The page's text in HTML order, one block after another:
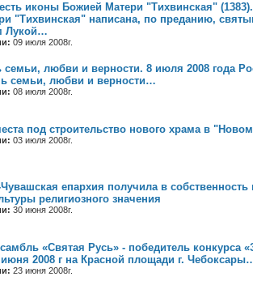
иконы Божией Матери "Тихвинская"
"Тихвинская" написана, по преданию,
Лукой…
09 июля 2008г.
семьи, любви и верности. 8 июля 2008 года
семьи, любви и верности…
08 июля 2008г.
под строительство нового храма в
03 июля 2008г.
епархия получила в собственность
религиозного значения
30 июня 2008г.
«Святая Русь» - победитель конкурса
июня 2008 г на Красной площади г.
23 июня 2008г.